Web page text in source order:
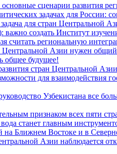
сценарии развития
задачах для России:
для стран Центральной
создать Институт
считать региональную
Азии нужен
общее будущее!
стран Центральной
для взаимодействия
Узбекистана все
признаком всех пяти
станет главным
на Ближнем Востоке и в
Азии наблюдается